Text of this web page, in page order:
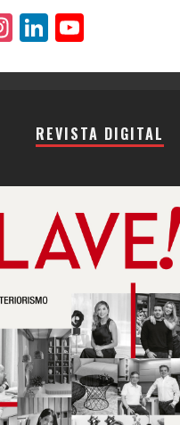
Instagram
LinkedIn
REVISTA DIGITAL